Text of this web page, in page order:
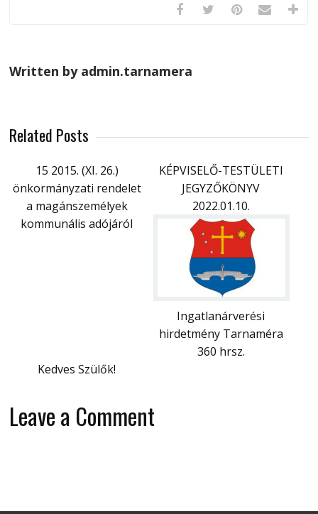
Written by admin.tarnamera
Related Posts
15 2015. (XI. 26.)
önkormányzati rendelet
a magánszemélyek
kommunális adójáról
KÉPVISELŐ-TESTÜLETI
JEGYZŐKÖNYV
2022.01.10.
Ingatlanárverési
hirdetmény Tarnaméra
360 hrsz.
Kedves Szülők!
Leave a Comment